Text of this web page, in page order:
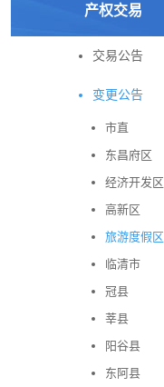
产权交易
交易公告
变更公告
市直
东昌府区
经济开发区
高新区
旅游度假区
临清市
冠县
莘县
阳谷县
东阿县